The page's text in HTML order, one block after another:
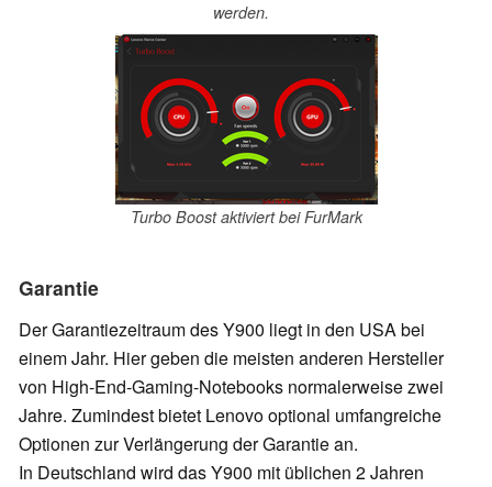
werden.
Turbo Boost aktiviert bei FurMark
Garantie
Der Garantiezeitraum des Y900 liegt in den USA bei
einem Jahr. Hier geben die meisten anderen Hersteller
von High-End-Gaming-Notebooks normalerweise zwei
Jahre. Zumindest bietet Lenovo optional umfangreiche
Optionen zur Verlängerung der Garantie an.
In Deutschland wird das Y900 mit üblichen 2 Jahren